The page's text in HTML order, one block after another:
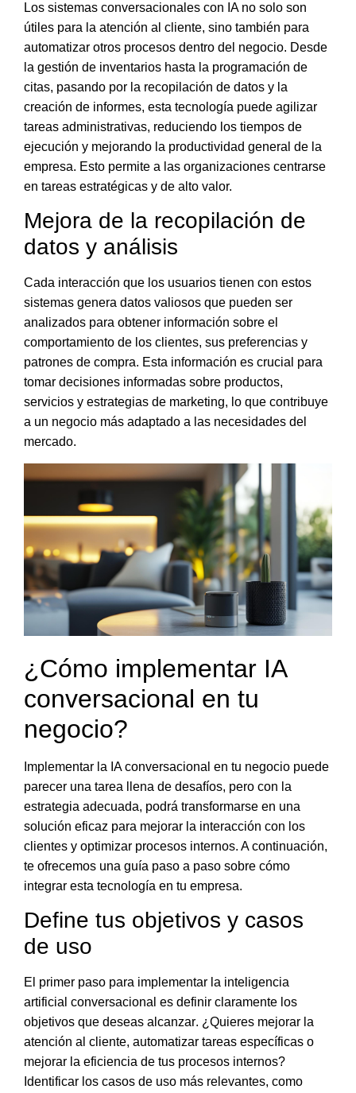
Los sistemas conversacionales con IA no solo son
útiles para la atención al cliente, sino también para
automatizar otros procesos dentro del negocio. Desde
la gestión de inventarios hasta la programación de
citas, pasando por la recopilación de datos y la
creación de informes, esta tecnología puede agilizar
tareas administrativas, reduciendo los tiempos de
ejecución y mejorando la productividad general de la
empresa. Esto permite a las organizaciones centrarse
en tareas estratégicas y de alto valor.
Mejora de la recopilación de
datos y análisis
Cada interacción que los usuarios tienen con estos
sistemas genera datos valiosos que pueden ser
analizados para obtener información sobre el
comportamiento de los clientes, sus preferencias y
patrones de compra. Esta información es crucial para
tomar decisiones informadas sobre productos,
servicios y estrategias de marketing, lo que contribuye
a un negocio más adaptado a las necesidades del
mercado.
¿Cómo implementar IA
conversacional en tu
negocio?
Implementar la IA conversacional en tu negocio puede
parecer una tarea llena de desafíos, pero con la
estrategia adecuada, podrá transformarse en una
solución eficaz para mejorar la interacción con los
clientes y optimizar procesos internos. A continuación,
te ofrecemos una guía paso a paso sobre cómo
integrar esta tecnología en tu empresa.
Define tus objetivos y casos
de uso
El primer paso para implementar la inteligencia
artificial conversacional es definir claramente los
objetivos que deseas alcanzar. ¿Quieres mejorar la
atención al cliente, automatizar tareas específicas o
mejorar la eficiencia de tus procesos internos?
Identificar los casos de uso más relevantes, como